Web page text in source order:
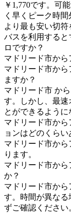
￥1,770です。可
く早くピーク時
より最も安い切符
バスを利用すると
ロですか？
マドリード市から
マドリード市か
ますか？
マドリード市 か
す。しかし、最速
とができるように
マドリード市か
ョンはどのくらい
マドリード市か
ります。
マドリード市か
か？
マドリード市から
す。時間が異な
ずご確認ください